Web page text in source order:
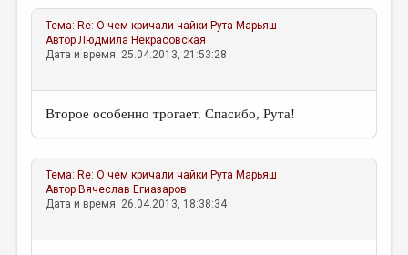
Тема: Re: О чем кричали чайки Рута Марьяш
АвторЛюдмила Некрасовская
Дата и время: 25.04.2013, 21:53:28
Второе особенно трогает. Спасибо, Рута!
Тема: Re: О чем кричали чайки Рута Марьяш
Автор Вячеслав Егиазаров
Дата и время: 26.04.2013, 18:38:34